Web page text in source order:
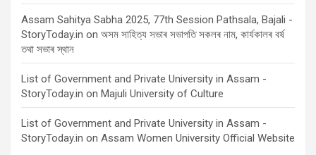
Assam Sahitya Sabha 2025, 77th Session Pathsala, Bajali -
StoryToday.in on অসম সাহিত্য সভাৰ সভাপতি সকলৰ নাম, কাৰ্যকালৰ বৰ্ষ
তথা সভাৰ স্থান
List of Government and Private University in Assam -
StoryToday.in on Majuli University of Culture
List of Government and Private University in Assam -
StoryToday.in on Assam Women University Official Website